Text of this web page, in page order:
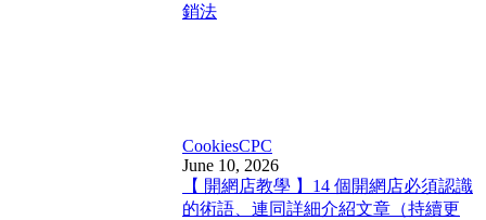
銷法
CookiesCPC
June 10, 2026
【 開網店教學 】14 個開網店必須認識
的術語、連同詳細介紹文章（持續更